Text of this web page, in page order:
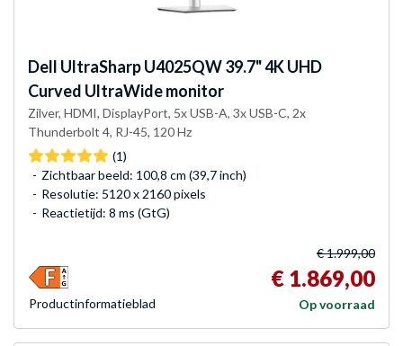
Dell UltraSharp U4025QW 39.7" 4K UHD
Curved UltraWide monitor
Zilver, HDMI, DisplayPort, 5x USB-A, 3x USB-C, 2x
Thunderbolt 4, RJ-45, 120 Hz
(1)
Zichtbaar beeld: 100,8 cm (39,7 inch)
Resolutie: 5120 x 2160 pixels
Reactietijd: 8 ms (GtG)
€ 1.999,00
€ 1.869,00
Op voorraad
Product­informatieblad